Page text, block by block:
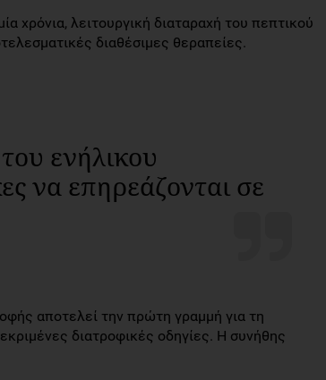
χρόνια, λειτουργική διαταραχή του πεπτικού
διαθέσιμες θεραπείες.
ενήλικου
να επηρεάζονται σε
αποτελεί την πρώτη γραμμή για τη
διατροφικές οδηγίες. Η συνήθης